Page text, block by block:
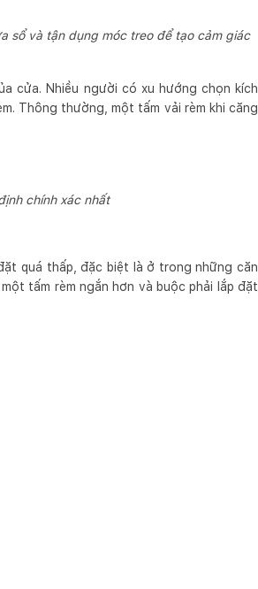
sổ và tận dụng móc treo để tạo cảm giác
cửa. Nhiều người có xu hướng chọn kích
Thông thường, một tấm vải rèm khi căng
chính xác nhất
quá thấp, đặc biệt là ở trong những căn
tấm rèm ngắn hơn và buộc phải lắp đặt